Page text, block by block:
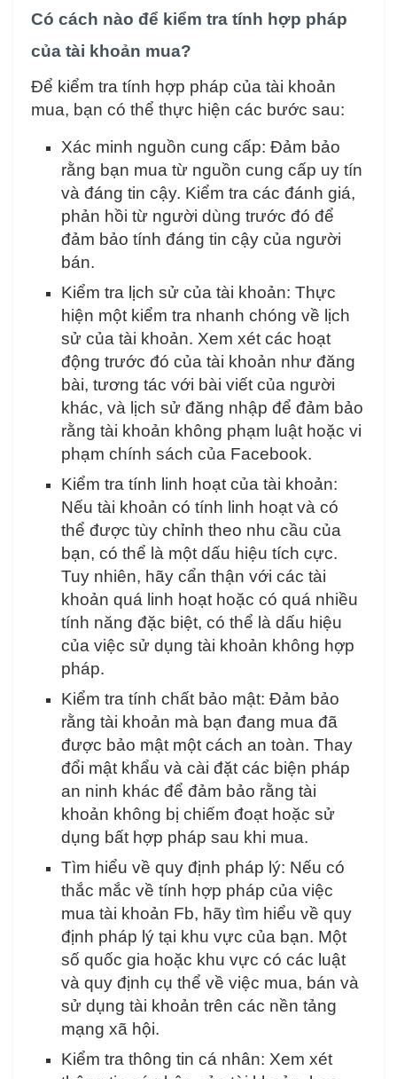
Có cách nào để kiểm tra tính hợp pháp
của tài khoản mua?
Để kiểm tra tính hợp pháp của tài khoản
mua, bạn có thể thực hiện các bước sau:
Xác minh nguồn cung cấp: Đảm bảo
rằng bạn mua từ nguồn cung cấp uy tín
và đáng tin cậy. Kiểm tra các đánh giá,
phản hồi từ người dùng trước đó để
đảm bảo tính đáng tin cậy của người
bán.
Kiểm tra lịch sử của tài khoản: Thực
hiện một kiểm tra nhanh chóng về lịch
sử của tài khoản. Xem xét các hoạt
động trước đó của tài khoản như đăng
bài, tương tác với bài viết của người
khác, và lịch sử đăng nhập để đảm bảo
rằng tài khoản không phạm luật hoặc vi
phạm chính sách của Facebook.
Kiểm tra tính linh hoạt của tài khoản:
Nếu tài khoản có tính linh hoạt và có
thể được tùy chỉnh theo nhu cầu của
bạn, có thể là một dấu hiệu tích cực.
Tuy nhiên, hãy cẩn thận với các tài
khoản quá linh hoạt hoặc có quá nhiều
tính năng đặc biệt, có thể là dấu hiệu
của việc sử dụng tài khoản không hợp
pháp.
Kiểm tra tính chất bảo mật: Đảm bảo
rằng tài khoản mà bạn đang mua đã
được bảo mật một cách an toàn. Thay
đổi mật khẩu và cài đặt các biện pháp
an ninh khác để đảm bảo rằng tài
khoản không bị chiếm đoạt hoặc sử
dụng bất hợp pháp sau khi mua.
Tìm hiểu về quy định pháp lý: Nếu có
thắc mắc về tính hợp pháp của việc
mua tài khoản Fb, hãy tìm hiểu về quy
định pháp lý tại khu vực của bạn. Một
số quốc gia hoặc khu vực có các luật
và quy định cụ thể về việc mua, bán và
sử dụng tài khoản trên các nền tảng
mạng xã hội.
Kiểm tra thông tin cá nhân: Xem xét